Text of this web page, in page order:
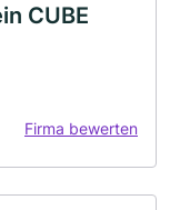
CUBE
Firma bewerten